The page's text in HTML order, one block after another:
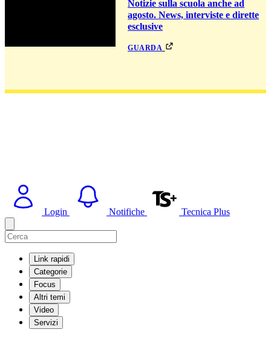
Notizie sulla scuola anche ad
agosto. News, interviste e dirette
esclusive
guarda
Login Notifiche Tecnica Plus
Link rapidi
Categorie
Focus
Altri temi
Video
Servizi